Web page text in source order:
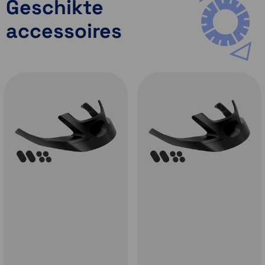
kunt de snelstartgids gemakkelijk raadplegen.
Daarnaast kun je gebruik maken van de
RideConnected App. Door deze app te gebruiken kun
je verbinding maken met gebruikers waar ook ter
wereld, zolang je telefoon maar beschikt over een
Praat met mede-fietsers met Group Intercom
De Sena R1 Smart Cycling
helm beschikt over Group
Geschikte
accessoires